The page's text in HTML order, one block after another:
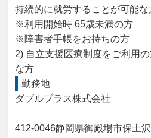
持続的に就労することが可能な
※利用開始時 65歳未満の方
※障害者手帳をお持ちの方
2) 自立支援医療制度をご利用
な方
勤務地
ダブルプラス株式会社
412-0046静岡県御殿場市保土